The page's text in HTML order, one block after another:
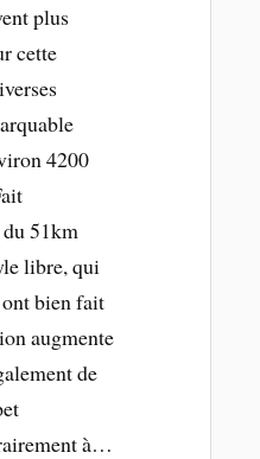
plus
cette
4200
51km
libre, qui
ont bien fait
augmente
de
à…